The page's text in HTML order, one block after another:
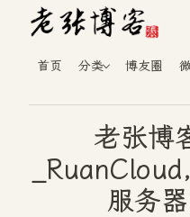
首页 分类 博友圈
老张博
服务器